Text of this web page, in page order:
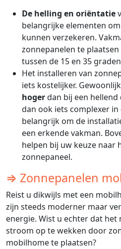
De helling en oriëntatie
belangrijke elementen
kunnen verzekeren.
zonnepanelen te
tussen de 15 en 35
Het installeren van
iets kostelijker.
hogerdan bij een
dan ook iets complexer in
belangrijk om de
een erkende vakman.
helpen bij uw keuze naar
zonnepaneel.
⇒ Zonnepanelen
Reist u dikwijls met een
zijn steeds moderner maar
energie. Wist u echter dat
stroom op te wekken door
mobilhome te plaatsen?